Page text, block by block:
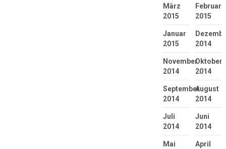
März
2015
Februar
2015
Januar
2015
2014
November
2014
Oktober
2014
September
2014
August
2014
Juli
2014
Juni
2014
Mai
April